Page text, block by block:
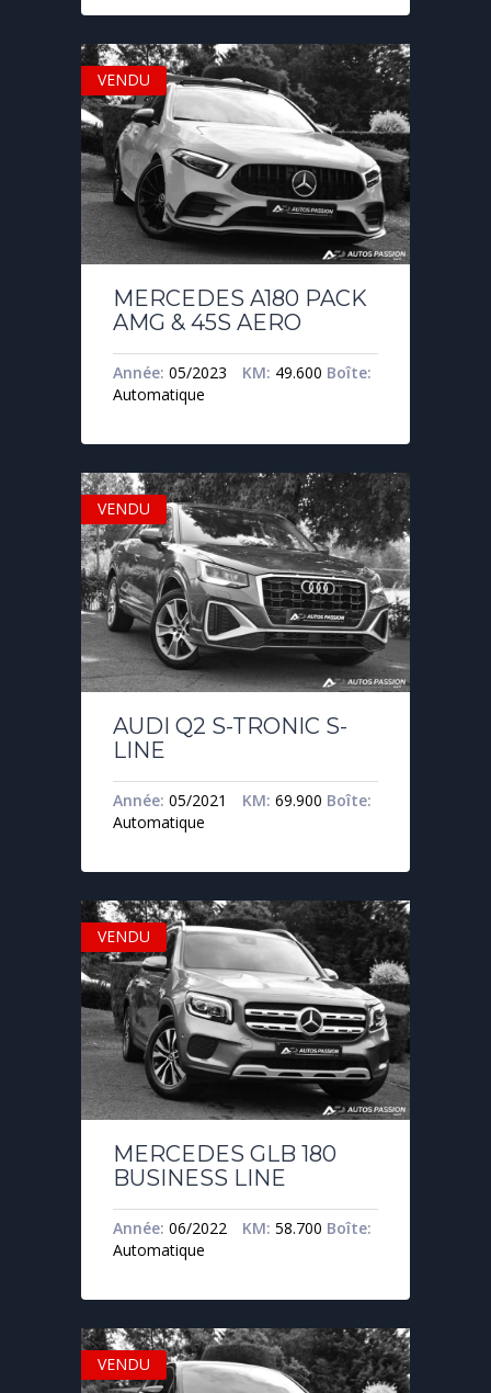
MERCEDES A180 PACK
AMG & 45S AERO
Année: 05/2023 KM: 49.600 Boîte:
Automatique
VENDU
AUDI Q2 S-TRONIC S-
LINE
Année: 05/2021 KM: 69.900 Boîte:
Automatique
VENDU
MERCEDES GLB 180
BUSINESS LINE
Année: 06/2022 KM: 58.700 Boîte:
Automatique
VENDU
VENDU